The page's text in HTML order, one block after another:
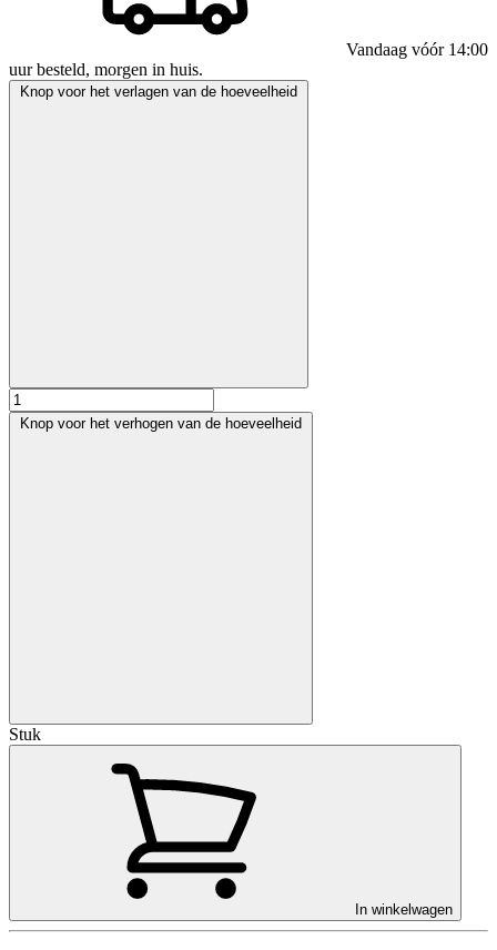
Vandaag vóór 14:00
uur besteld, morgen in huis.
Knop voor het verlagen van de hoeveelheid
Knop voor het verhogen van de hoeveelheid
Stuk
In winkelwagen